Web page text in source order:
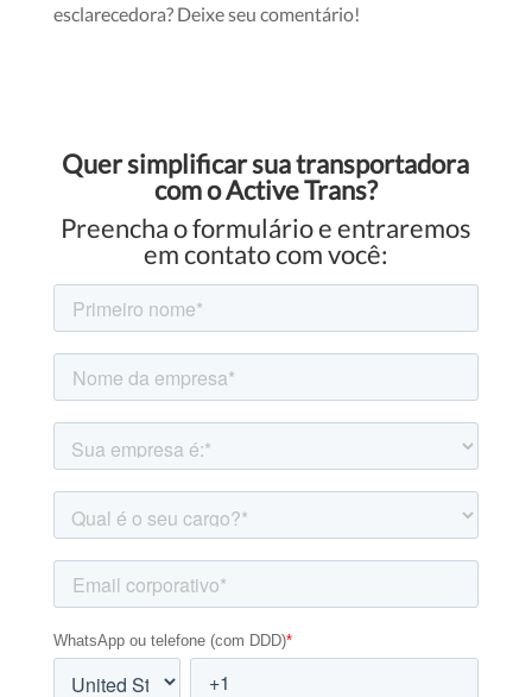
esclarecedora? Deixe seu comentário!
Quer simplificar sua transportadora
com o Active Trans?
Preencha o formulário e entraremos
em contato com você: